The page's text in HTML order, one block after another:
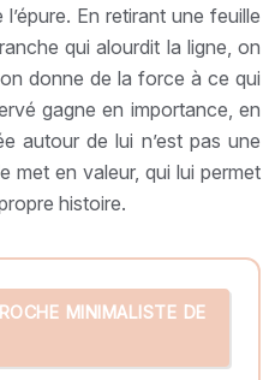
En retirant une feuille
qui alourdit la ligne, on
donne de la force à ce qui
gagne en importance, en
autour de lui n’est pas une
met en valeur, qui lui permet
histoire.
MINIMALISTE DE